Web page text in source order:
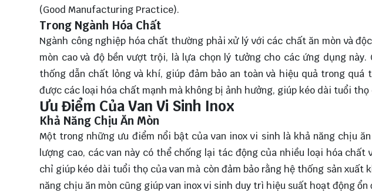
(Good Manufacturing Practice).
Trong Ngành Hóa Chất
Ngành công nghiệp hóa chất thường phải xử lý với các chất ăn mòn và
mòn cao và độ bền vượt trội, là lựa chọn lý tưởng cho các ứng dụng
thống dẫn chất lỏng và khí, giúp đảm bảo an toàn và hiệu quả trong
được các loại hóa chất mạnh mà không bị ảnh hưởng, giúp kéo dài tuổi
Ưu Điểm Của Van Vi Sinh Inox
Khả Năng Chịu Ăn Mòn
Một trong những ưu điểm nổi bật của van inox vi sinh là khả năng chịu
lượng cao, các van này có thể chống lại tác động của nhiều loại hóa
chỉ giúp kéo dài tuổi thọ của van mà còn đảm bảo rằng hệ thống sản xuất
năng chịu ăn mòn cũng giúp van inox vi sinh duy trì hiệu suất hoạt động